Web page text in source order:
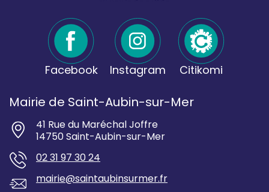
Facebook Instagram Citikomi
Mairie de Saint-Aubin-sur-Mer
41 Rue du Maréchal Joffre
14750 Saint-Aubin-sur-Mer
02 31 97 30 24
mairie@saintaubinsurmer.fr